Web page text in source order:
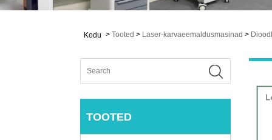
Kodu > Tooted > Laser-karvaeemaldusmasinad >
TOOTED